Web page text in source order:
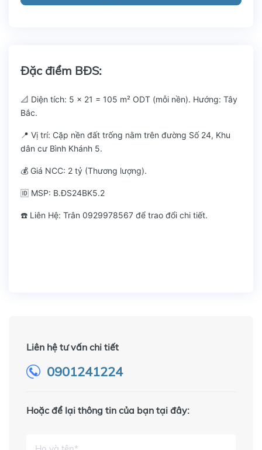
Đặc điểm BĐS:
📐 Diện tích: 5 x 21 = 105 m² ODT (mỗi nền). Hướng: Tây
Bắc.
📍 Vị trí: Cặp nền đất trống nằm trên đường Số 24, Khu
dân cư Bình Khánh 5.
💰 Giá NCC: 2 tỷ (Thương lượng).
🆔 MSP: B.ĐS24BK5.2
☎️ Liên Hệ: Trân 0929978567 để trao đổi chi tiết.
Liên hệ tư vấn chi tiết
0901241224
Hoặc để lại thông tin của bạn tại đây: